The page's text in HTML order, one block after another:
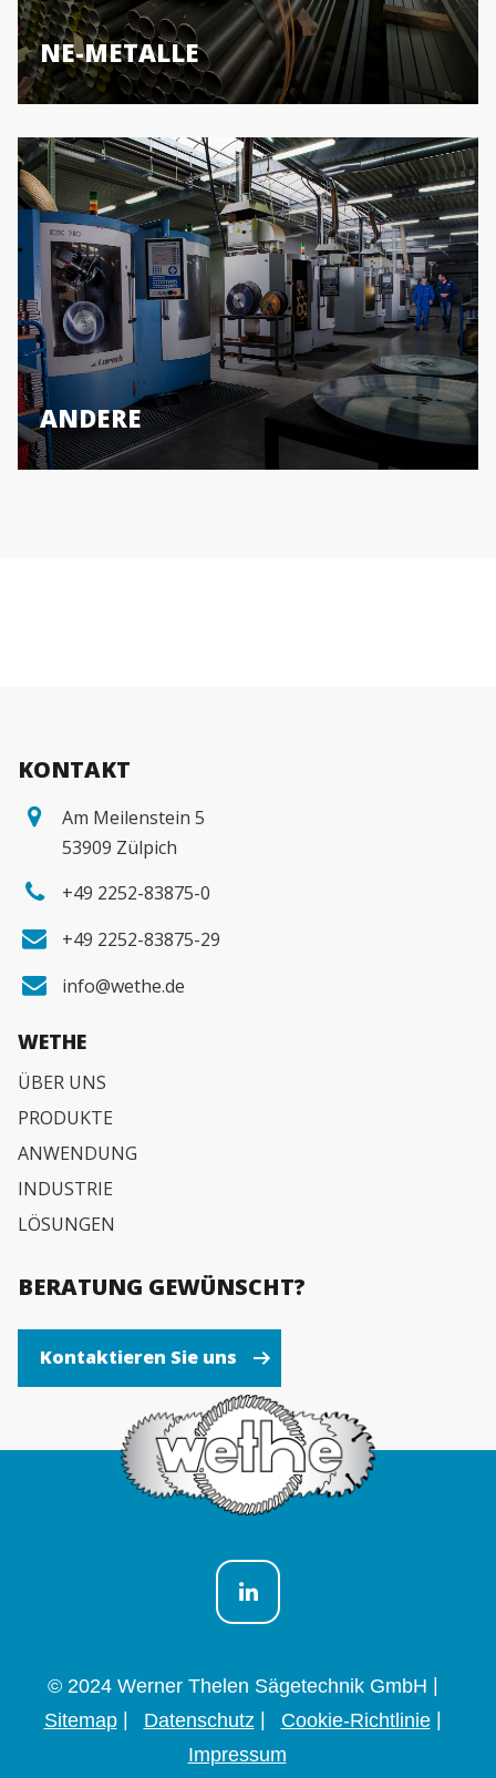
NE-METALLE
ANDERE
KONTAKT
Am Meilenstein 5
53909 Zülpich
+49 2252-83875-0
+49 2252-83875-29
info@wethe.de
WETHE
ÜBER UNS
PRODUKTE
ANWENDUNG
INDUSTRIE
LÖSUNGEN
BERATUNG GEWÜNSCHT?
Kontaktieren Sie uns
© 2024 Werner Thelen Sägetechnik GmbH
Sitemap
Datenschutz
Cookie-Richtlinie
Impressum